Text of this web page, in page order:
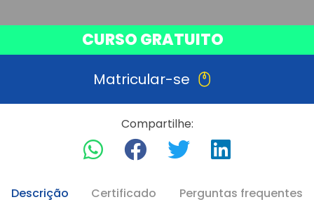
CURSO GRATUITO
Matricular-se
Compartilhe:
Descrição Certificado Perguntas frequentes